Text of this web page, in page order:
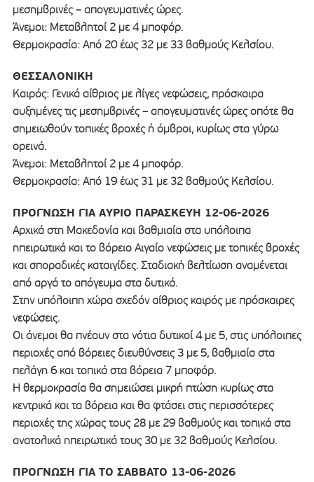
μεσημβρινές – απογευματινές ώρες.
Άνεμοι: Μεταβλητοί 2 με 4 μποφόρ.
Θερμοκρασία: Από 20 έως 32 με 33 βαθμούς Κελσίου.
ΘΕΣΣΑΛΟΝΙΚΗ
Καιρός: Γενικά αίθριος με λίγες νεφώσεις, πρόσκαιρα
αυξημένες τις μεσημβρινές – απογευματινές ώρες οπότε θα
σημειωθούν τοπικές βροχές ή όμβροι, κυρίως στα γύρω
ορεινά.
Άνεμοι: Μεταβλητοί 2 με 4 μποφόρ.
Θερμοκρασία: Από 19 έως 31 με 32 βαθμούς Κελσίου.
ΠΡΟΓΝΩΣΗ ΓΙΑ ΑΥΡΙΟ ΠΑΡΑΣΚΕΥΗ 12-06-2026
Αρχικά στη Μακεδονία και βαθμιαία στα υπόλοιπα
ηπειρωτικά και το βόρειο Αιγαίο νεφώσεις με τοπικές βροχές
και σποραδικές καταιγίδες. Σταδιακή βελτίωση αναμένεται
από αργά το απόγευμα στα δυτικά.
Στην υπόλοιπη χώρα σχεδόν αίθριος καιρός με πρόσκαιρες
νεφώσεις.
Οι άνεμοι θα πνέουν στα νότια δυτικοί 4 με 5, στις υπόλοιπες
περιοχές από βόρειες διευθύνσεις 3 με 5, βαθμιαία στα
πελάγη 6 και τοπικά στα βόρεια 7 μποφόρ.
Η θερμοκρασία θα σημειώσει μικρή πτώση κυρίως στα
κεντρικά και τα βόρεια και θα φτάσει στις περισσότερες
περιοχές της χώρας τους 28 με 29 βαθμούς και τοπικά στα
ανατολικά ηπειρωτικά τους 30 με 32 βαθμούς Κελσίου.
ΠΡΟΓΝΩΣΗ ΓΙΑ ΤΟ ΣΑΒΒΑΤΟ 13-06-2026